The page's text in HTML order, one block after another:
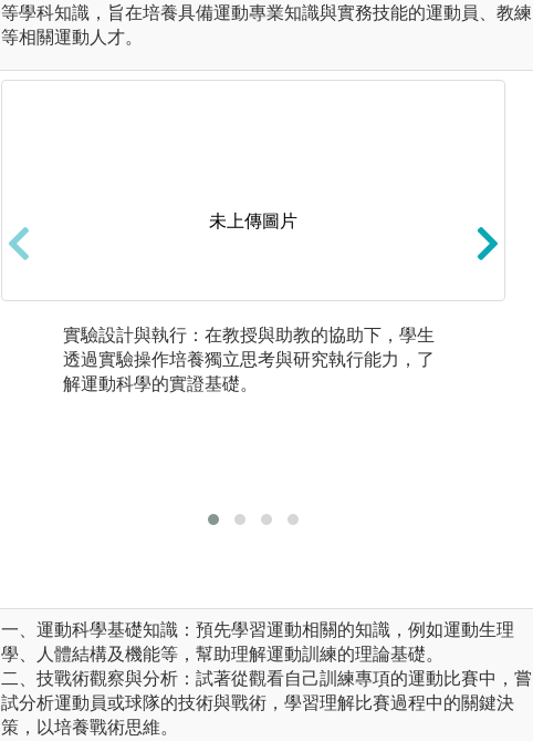
等學科知識，旨在培養具備運動專業知識與實務技能的運動員、教練
等相關運動人才。
未上傳圖片
實驗設計與執行：在教授與助教的協助下，學生
透過實驗操作培養獨立思考與研究執行能力，了
解運動科學的實證基礎。
一、運動科學基礎知識：預先學習運動相關的知識，例如運動生理
學、人體結構及機能等，幫助理解運動訓練的理論基礎。
二、技戰術觀察與分析：試著從觀看自己訓練專項的運動比賽中，嘗
試分析運動員或球隊的技術與戰術，學習理解比賽過程中的關鍵決
策，以培養戰術思維。